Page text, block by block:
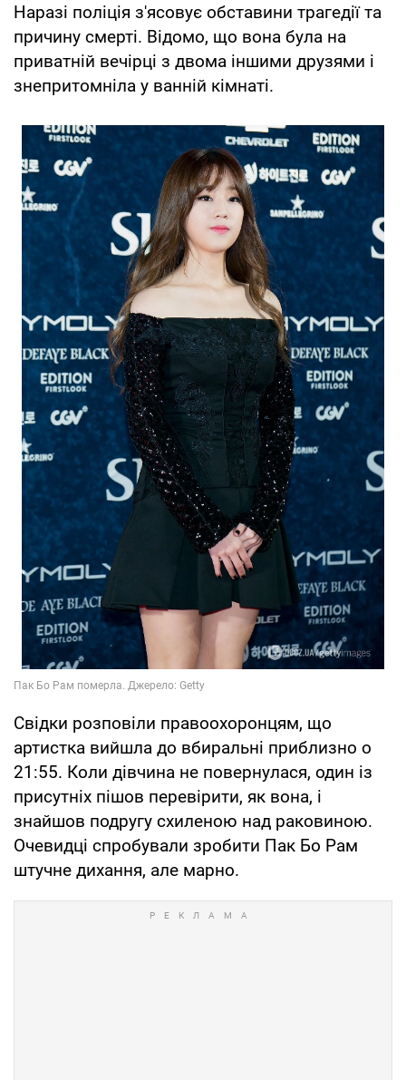
Наразі поліція з'ясовує обставини трагедії та
причину смерті. Відомо, що вона була на
приватній вечірці з двома іншими друзями і
знепритомніла у ванній кімнаті.
Свідки розповіли правоохоронцям, що
артистка вийшла до вбиральні приблизно о
21:55. Коли дівчина не повернулася, один із
присутніх пішов перевірити, як вона, і
знайшов подругу схиленою над раковиною.
Очевидці спробували зробити Пак Бо Рам
штучне дихання, але марно.